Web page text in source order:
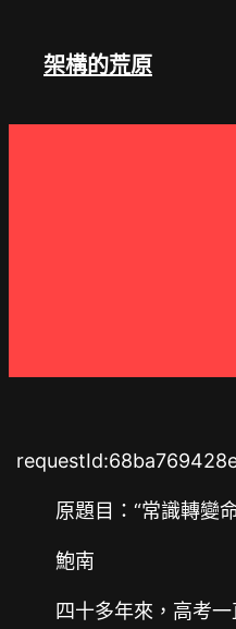
架構的荒原
原題目：“常識轉變
鮑南
四十多年來，高考